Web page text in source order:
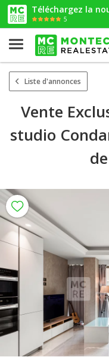
Téléchargez la
5
Liste d'annonces
Vente
studio